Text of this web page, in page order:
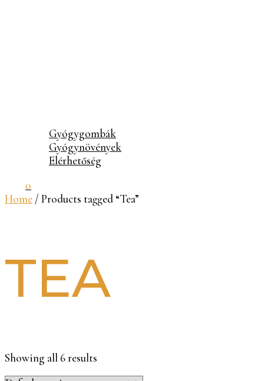
Gyógygombák
Gyógynövények
Elérhetőség
0
Home / Products tagged “Tea”
TEA
Showing all 6 results